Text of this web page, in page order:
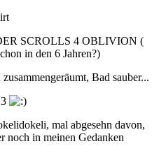
SCROLLS 4 OBLIVION (
in den 6 Jahren?)
Bad sauber...
mal abgesehn davon,
noch in meinen Gedanken